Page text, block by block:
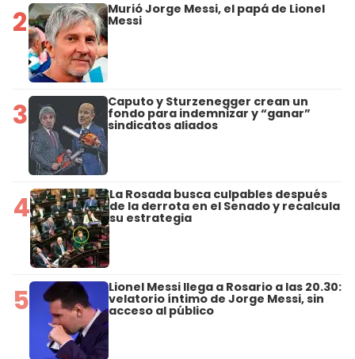
2 Murió Jorge Messi, el papá de Lionel
Messi
3 Caputo y Sturzenegger crean un
fondo para indemnizar y “ganar”
sindicatos aliados
4 La Rosada busca culpables después
de la derrota en el Senado y recalcula
su estrategia
5 Lionel Messi llega a Rosario a las 20.30:
velatorio íntimo de Jorge Messi, sin
acceso al público